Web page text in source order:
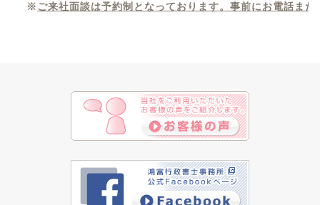
※ご来社面談は予約制となっております。事前にお電話ま